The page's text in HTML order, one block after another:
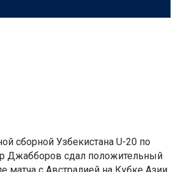
сборной Узбекистана U-20 по
Джабборов сдал положительный